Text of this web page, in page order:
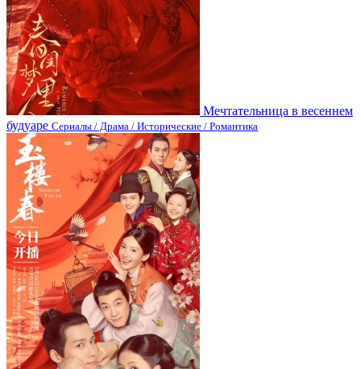
Мечтательница в весеннем
будуаре Сериалы / Драма / Исторические / Романтика